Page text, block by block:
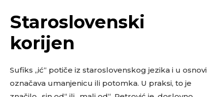
Staroslovenski
korijen
Sufiks „ić“ potiče iz staroslovenskog jezika i u osnovi
označava umanjenicu ili potomka. U praksi, to je